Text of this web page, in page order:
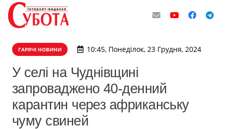
ГАРЯЧІ НОВИНИ 10:45, Понеділок, 23 Грудня, 2024
У селі на Чуднівщині
запроваджено 40-денний
карантин через африканську
чуму свиней